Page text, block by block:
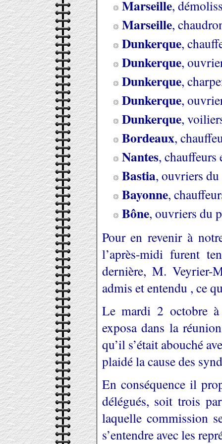
Marseille,
Marseille,
Dunkerque,
Dunkerque,
Dunkerque,
Dunkerque,
Dunkerque,
Bordeaux,
Nantes, chauffeurs
Bastia, ouvriers du
Bayonne,
Bône, ouvriers du
Pour en revenir à
l’après-midi furent
dernière, M. Veyrier-
admis et entendu , ce
Le mardi 2 octobre
exposa dans la
qu’il s’était abouché
plaidé la cause des
En conséquence il
délégués, soit trois
laquelle commission
s’entendre avec les